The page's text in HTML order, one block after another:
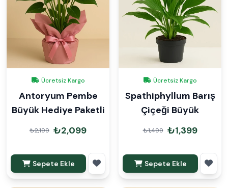
Ücretsiz Kargo
Antoryum Pembe
Büyük Hediye Paketli
₺2,199 ₺2,099
Sepete Ekle
Ücretsiz Kargo
Spathiphyllum Barış
Çiçeği Büyük
₺1,499 ₺1,399
Sepete Ekle